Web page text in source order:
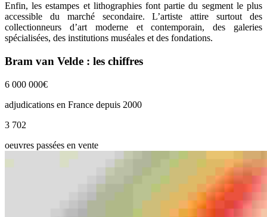
Enfin, les estampes et lithographies font partie du segment le plus
accessible du marché secondaire. L’artiste attire surtout des
collectionneurs d’art moderne et contemporain, des galeries
spécialisées, des institutions muséales et des fondations.
Bram van Velde : les chiffres
6 000 000€
adjudications en France depuis 2000
3 702
oeuvres passées en vente